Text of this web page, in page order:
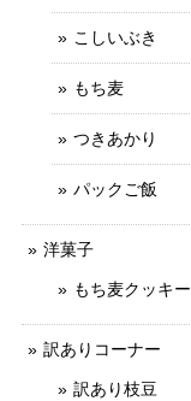
こしいぶき
もち麦
つきあかり
パックご飯
洋菓子
もち麦クッキー
訳ありコーナー
訳あり枝豆